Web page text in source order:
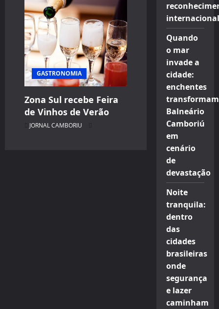
GASTRONOMIA
Zona Sul recebe Feira
de Vinhos de Verão
JORNAL CAMBORIU
internacional
Quando
o mar
invade a
cidade:
enchentes
transformam
Balneário
Camboriú
em
cenário
de
devastação
Noite
tranquila:
dentro
das
cidades
brasileiras
onde
segurança
e lazer
caminham